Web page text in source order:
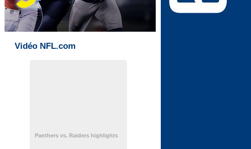
Vidéo NFL.com
Panthers vs. Raiders highlights